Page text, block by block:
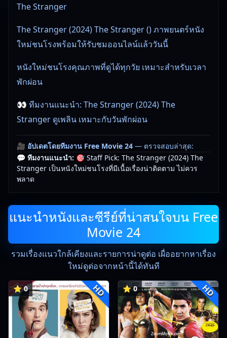
The Stranger
The Stranger (2024) The Stranger () ภาพยนตร์หนัง
ใหม่ชนโรงพร้อมให้รับชมออนไลน์แล้ววันนี้
หนังใหม่ชนโรงคุณภาพที่ดูได้ทุกวัย เหมาะสำหรับเวลา
พักผ่อน
👀 ทีมงานแนะนำ: The Stranger (2024) The
Stranger ดูเพลิน เหมาะกับวันพักผ่อน
🎥 อัปเดตโดยทีมงาน Free Movie 24 — ตรวจสอบล่าสุด:
09/06/2026 |เกี่ยวกับเรา
💬 ทีมงานแนะนำ: 🎯 Staff Pick: The Stranger (2024) The
Stranger เป็นหนังใหม่ชนโรงที่มีเนื้อเรื่องน่าติดตาม ไม่ควร
พลาด
แนะนำหนังและซีรีย์ที่น่าสนใจบน Free
Movie 24
รวมเรื่องแนวใกล้เคียงและรายการน่าดูต่อ เผื่ออยากหาเรื่อง
ใหม่ดูต่อจากหน้านี้ได้ทันที
⭐ 0 HD ⭐ 0 HD